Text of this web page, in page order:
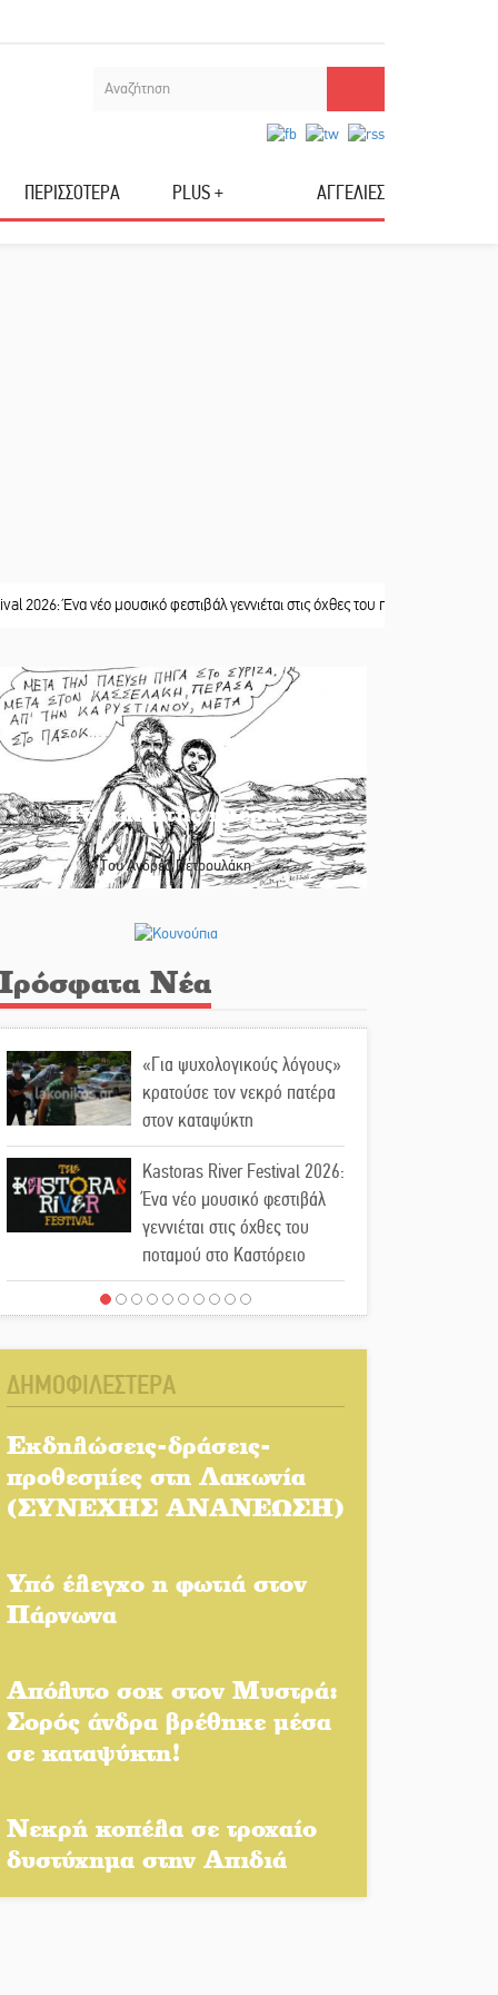
ΠΕΡΙΣΣΟΤΕΡΑ PLUS + ΑΓΓΕΛΙΕΣ
νέο μουσικό φεστιβάλ γεννιέται στις όχθες του ποταμού στο Καστόρειο
Το κλίκ της ημέρας
Του Ανδρέα Πετρουλάκη
Νέα
«Για ψυχολογικούς λόγους»
κρατούσε τον νεκρό πατέρα
στον καταψύκτη
Kastoras River Festival 2026:
Ένα νέο μουσικό φεστιβάλ
γεννιέται στις όχθες του
ποταμού στο Καστόρειο
Τα ζάρια παίρνουν «φωτιά»
Αυθεντικό γλέντι με «Γιορτή
Βραστού» στη Σοχά
Το τελεφερίκ της
Η Σοχά ετοιμάζεται για ένα
δυναμικό καλοκαιρινό party
Διακοπή μαθημάτων στο
Ματάλειο Κολυμβητήριο την
ΔΗΜΟΦΙΛΕΣΤΕΡΑ
Εκδηλώσεις-δράσεις-
προθεσμίες στη Λακωνία
(ΣΥΝΕΧΗΣ ΑΝΑΝΕΩΣΗ)
Υπό έλεγχο η φωτιά στον
Πάρνωνα
Απόλυτο σοκ στον Μυστρά:
Σορός άνδρα βρέθηκε μέσα
σε καταψύκτη!
Νεκρή κοπέλα σε τροχαίο
δυστύχημα στην Απιδιά